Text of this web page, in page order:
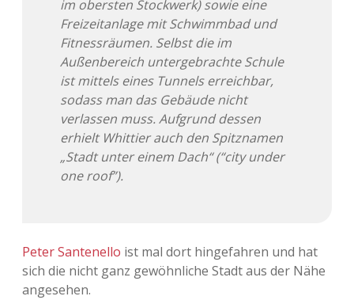
im obersten Stockwerk) sowie eine
Freizeitanlage mit Schwimmbad und
Fitnessräumen. Selbst die im
Außenbereich untergebrachte Schule
ist mittels eines Tunnels erreichbar,
sodass man das Gebäude nicht
verlassen muss. Aufgrund dessen
erhielt Whittier auch den Spitznamen
„Stadt unter einem Dach“ (“city under
one roof”).
Peter Santenello ist mal dort hingefahren und hat
sich die nicht ganz gewöhnliche Stadt aus der Nähe
angesehen.